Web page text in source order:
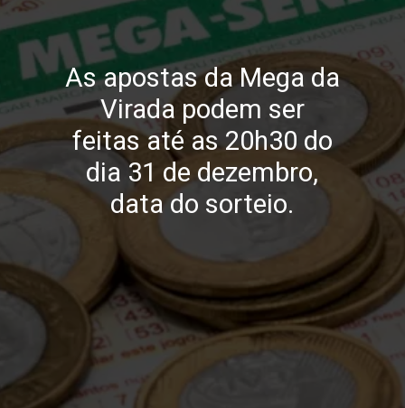
As apostas da Mega da
Virada podem ser
feitas até as 20h30 do
dia 31 de dezembro,
data do sorteio.